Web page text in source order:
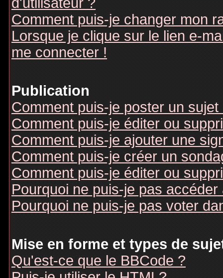
Comment puis-je changer mon
Lorsque je clique sur le lien e-
me connecter !
Publication
Comment puis-je poster un
Comment puis-je éditer ou
Comment puis-je ajouter une
Comment puis-je créer un
Comment puis-je éditer ou
Pourquoi ne puis-je pas accéder
Pourquoi ne puis-je pas voter
Mise en forme et types de
Qu'est-ce que le BBCode ?